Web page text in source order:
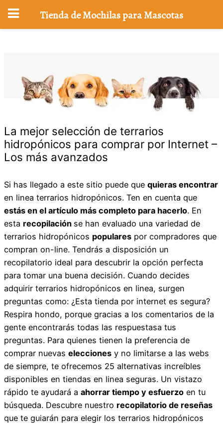
La mejor selección de terrarios
hidropónicos para comprar por Internet –
Los más avanzados
Si has llegado a este sitio puede que quieras encontrar
en linea terrarios hidropónicos. Ten en cuenta que
estás en el artículo más completo para hacerlo. En
esta recopilación se han evaluado una variedad de
terrarios hidropónicos populares por compradores que
compran on-line. Tendrás a disposición un
recopilatorio ideal para descubrir la opción perfecta
para tomar una buena decisión. Cuando decides
adquirir terrarios hidropónicos en linea, surgen
preguntas como: ¿Esta tienda por internet es segura?
Respira hondo, porque gracias a los comentarios de la
gente encontrarás todas las respuestasa tus
preguntas. Para quienes tienen la preferencia de
comprar nuevas elecciones y no limitarse a las webs
de siempre, te ofrecemos 25 alternativas increíbles
disponibles en tiendas en linea seguras. Un vistazo
rápido te ayudará a ahorrar tiempo y esfuerzo en tu
búsqueda. Descubre nuestro recopilatorio de reseñas
que te guiarán para elegir los terrarios hidropónicos
Tienda de Mochilas para Mascotas